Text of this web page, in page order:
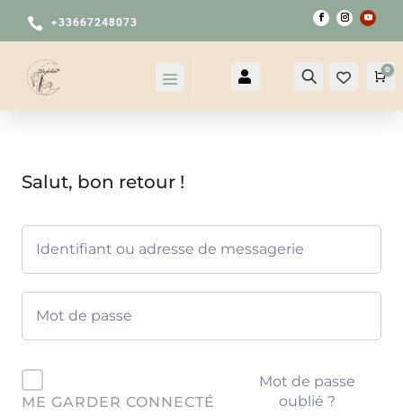
 +33667248073
 Recherche 0
Salut, bon retour !
ME GARDER CONNECTÉ
Mot de passe
oublié ?